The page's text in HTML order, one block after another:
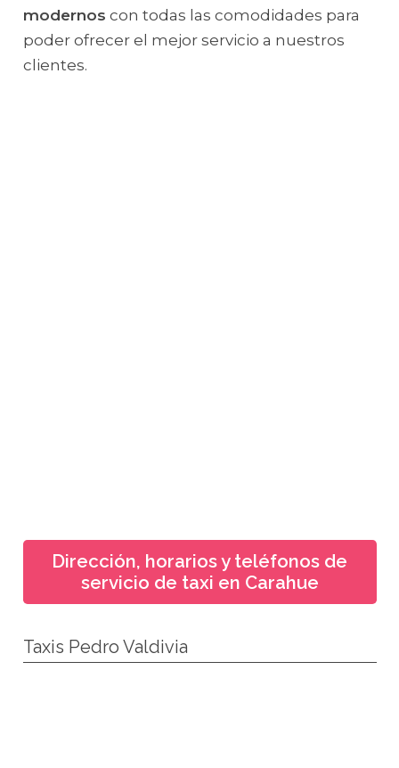
modernos con todas las comodidades para
poder ofrecer el mejor servicio a nuestros
clientes.
Dirección, horarios y teléfonos de
servicio de taxi en Carahue
Taxis Pedro Valdivia